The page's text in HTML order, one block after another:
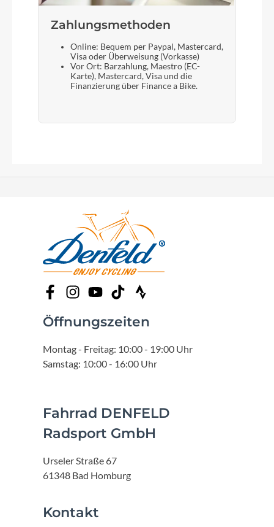
Zahlungsmethoden
Online: Bequem per Paypal, Mastercard,
Visa oder Überweisung (Vorkasse)
Vor Ort: Barzahlung, Maestro (EC-
Karte), Mastercard, Visa und die
Finanzierung über Finance a Bike.
Öffnungszeiten
Montag - Freitag: 10:00 - 19:00 Uhr
Samstag: 10:00 - 16:00 Uhr
Fahrrad DENFELD
Radsport GmbH
Urseler Straße 67
61348 Bad Homburg
Kontakt